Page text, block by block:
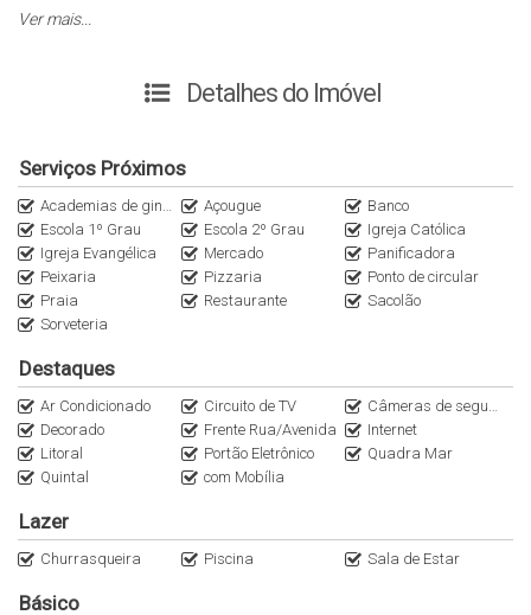
Praia do Antenor.
O imóvel está construído em um terreno com 256,94 m² de
🏡 A Casa
Ambientes amplos e aconchegantes:
Cozinha
Sala de jantar
Sala de jogos
3 dormitórios (sendo 1 suíte)
1 banheiro social
🌴 Área de Lazer Completa
Anexa à casa, uma excelente estrutura para momentos
inesquecíveis:
Área de festas
Piscina
Ver mais...
Detalhes do Imóvel
Serviços Próximos
Academias de ginástica Açougue
Banco
Escola 1º Grau
Escola 2º Grau
Igreja Católica
Igreja Evangélica
Mercado
Panificadora
Peixaria
Pizzaria
Ponto de circular
Praia
Restaurante
Sacolão
Sorveteria
Destaques
Ar Condicionado Circuito de TV
Câmeras de segurança
Decorado
Frente Rua/Avenida
Internet
Litoral
Portão Eletrônico
Quadra Mar
Quintal
com Mobília
Lazer
Churrasqueira Piscina Sala de Estar
Básico